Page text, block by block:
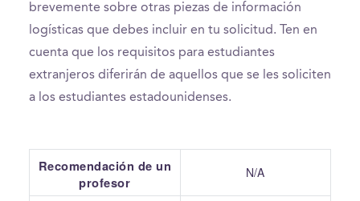
brevemente sobre otras piezas de información
logísticas que debes incluir en tu solicitud. Ten en
cuenta que los requisitos para estudiantes
extranjeros diferirán de aquellos que se les soliciten
a los estudiantes estadounidenses.
Recomendación de un
profesor
N/A